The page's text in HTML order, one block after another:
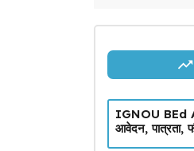
IGNOU BEd
आवेदन, पात्रता,